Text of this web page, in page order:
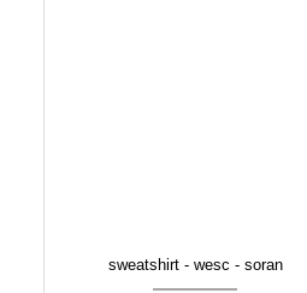
sweatshirt - wesc - soran